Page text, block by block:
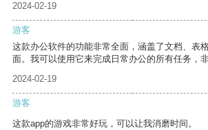
2024-02-19
游客
这款办公软件的功能非常全面，涵盖了文档、表
面。我可以使用它来完成日常办公的所有任务，非
2024-02-19
游客
这款app的游戏非常好玩，可以让我消磨时间。